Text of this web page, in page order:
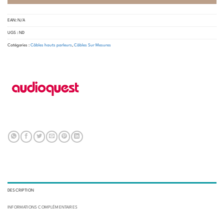
EAN: N/A
UGS : ND
Catégories : Câbles hauts parleurs, Câbles Sur Mesures
DESCRIPTION
INFORMATIONS COMPLÉMENTAIRES